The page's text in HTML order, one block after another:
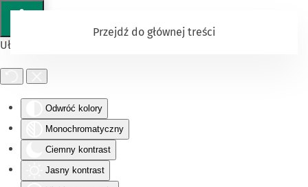
Ułatwienia dostępu
Odwróć kolory
Monochromatyczny
Ciemny kontrast
Jasny kontrast
Przejdź do głównej treści